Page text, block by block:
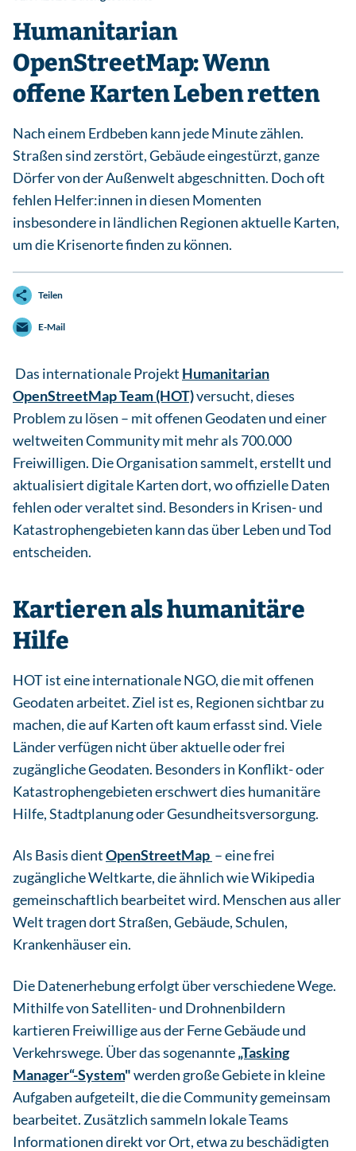
Humanitarian
OpenStreetMap: Wenn
offene Karten Leben retten
Nach einem Erdbeben kann jede Minute zählen.
Straßen sind zerstört, Gebäude eingestürzt, ganze
Dörfer von der Außenwelt abgeschnitten. Doch oft
fehlen Helfer:innen in diesen Momenten
insbesondere in ländlichen Regionen aktuelle Karten,
um die Krisenorte finden zu können.
Teilen
E-Mail
Das internationale Projekt Humanitarian
OpenStreetMap Team (HOT)versucht, dieses
Problem zu lösen – mit offenen Geodaten und einer
weltweiten Community mit mehr als 700.000
Freiwilligen. Die Organisation sammelt, erstellt und
aktualisiert digitale Karten dort, wo offizielle Daten
fehlen oder veraltet sind. Besonders in Krisen- und
Katastrophengebieten kann das über Leben und Tod
entscheiden.
Kartieren als humanitäre
Hilfe
HOT ist eine internationale NGO, die mit offenen
Geodaten arbeitet. Ziel ist es, Regionen sichtbar zu
machen, die auf Karten oft kaum erfasst sind. Viele
Länder verfügen nicht über aktuelle oder frei
zugängliche Geodaten. Besonders in Konflikt- oder
Katastrophengebieten erschwert dies humanitäre
Hilfe, Stadtplanung oder Gesundheitsversorgung.
Als Basis dientOpenStreetMap – eine frei
zugängliche Weltkarte, die ähnlich wie Wikipedia
gemeinschaftlich bearbeitet wird. Menschen aus aller
Welt tragen dort Straßen, Gebäude, Schulen,
Krankenhäuser ein.
Die Datenerhebung erfolgt über verschiedene Wege.
Mithilfe von Satelliten- und Drohnenbildern
kartieren Freiwillige aus der Ferne Gebäude und
Verkehrswege. Über das sogenannte„Tasking
Manager“-System"werden große Gebiete in kleine
Aufgaben aufgeteilt, die die Community gemeinsam
bearbeitet. Zusätzlich sammeln lokale Teams
Informationen direkt vor Ort, etwa zu beschädigten